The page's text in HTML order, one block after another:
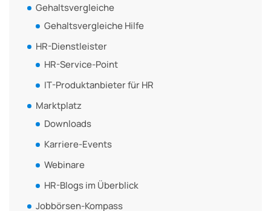
Gehaltsvergleiche
Gehaltsvergleiche Hilfe
HR-Dienstleister
HR-Service-Point
IT-Produktanbieter für HR
Marktplatz
Downloads
Karriere-Events
Webinare
HR-Blogs im Überblick
Jobbörsen-Kompass